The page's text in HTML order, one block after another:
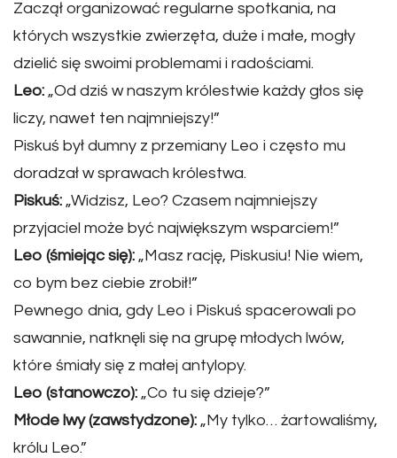
Zaczął organizować regularne spotkania, na
których wszystkie zwierzęta, duże i małe, mogły
dzielić się swoimi problemami i radościami.
Leo: „Od dziś w naszym królestwie każdy głos się
liczy, nawet ten najmniejszy!”
Piskuś był dumny z przemiany Leo i często mu
doradzał w sprawach królestwa.
Piskuś: „Widzisz, Leo? Czasem najmniejszy
przyjaciel może być największym wsparciem!”
Leo (śmiejąc się): „Masz rację, Piskusiu! Nie wiem,
co bym bez ciebie zrobił!”
Pewnego dnia, gdy Leo i Piskuś spacerowali po
sawannie, natknęli się na grupę młodych lwów,
które śmiały się z małej antylopy.
Leo (stanowczo): „Co tu się dzieje?”
Młode lwy (zawstydzone): „My tylko… żartowaliśmy,
królu Leo.”